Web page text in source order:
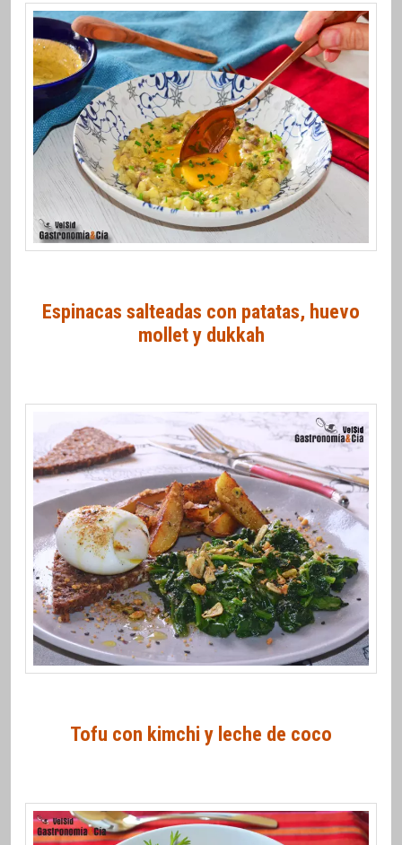
Espinacas salteadas con patatas, huevo
mollet y dukkah
Tofu con kimchi y leche de coco